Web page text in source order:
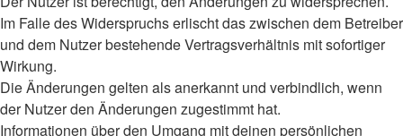
Im Falle des Widerspruchs erlischt das zwischen dem Betreiber
und dem Nutzer bestehende Vertragsverhältnis mit sofortiger
Wirkung.
Die Änderungen gelten als anerkannt und verbindlich, wenn
der Nutzer den Änderungen zugestimmt hat.
Informationen über den Umgang mit deinen persönlichen